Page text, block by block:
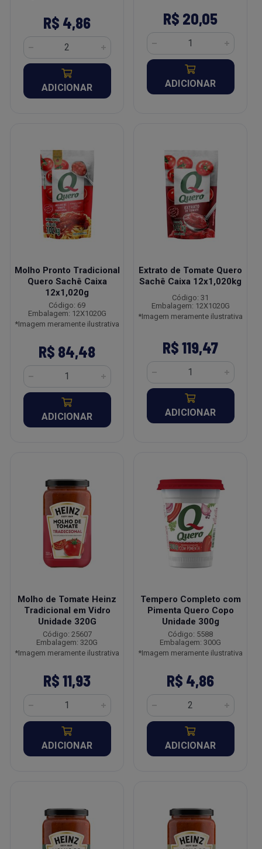
R$ 4,86
ADICIONAR
R$ 20,05
ADICIONAR
Molho Pronto Tradicional
Quero Sachê Caixa
12x1,020g
Código: 69
Embalagem: 12X1020G
*Imagem meramente ilustrativa
R$ 84,48
ADICIONAR
Extrato de Tomate Quero
Sachê Caixa 12x1,020kg
Código: 31
Embalagem: 12X1020G
*Imagem meramente ilustrativa
R$ 119,47
ADICIONAR
Molho de Tomate Heinz
Tradicional em Vidro
Unidade 320G
Código: 25607
Embalagem: 320G
*Imagem meramente ilustrativa
R$ 11,93
ADICIONAR
Tempero Completo com
Pimenta Quero Copo
Unidade 300g
Código: 5588
Embalagem: 300G
*Imagem meramente ilustrativa
R$ 4,86
ADICIONAR